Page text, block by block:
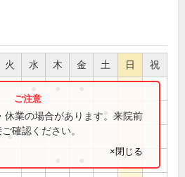
火 水 木 金 土 日 祝
●
休業の場合があります。来院前
確認ください。
×閉じる